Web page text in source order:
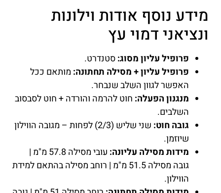
מידע נוסף אודות וילונות
ונציאני דמוי עץ
פרופיל עליון מסוג:סטנדרט.
פרופיל עליון + מסילה תחתונה: מותאם ככל
האפשר לגוון השלב שנבחר.
מנגנון הפעלה: חוט להרמה והורדה + חוט לסבסוב
השלבים.
גובה חוט:
שני שליש (2/3) לפחות – מגובה הווילון
שיוזמן.
מידות מסילה עליונה:
עובי מסילה 57.8 מ"מ |
גובה מסילה 51.5 מ"מ | רוחב מסילה בהתאם למידת
הווילון.